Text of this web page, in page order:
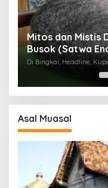
Mitos dan Mistis
Busok (Satwa
I)
Di Bingkai, Headline,
Asal Muasal